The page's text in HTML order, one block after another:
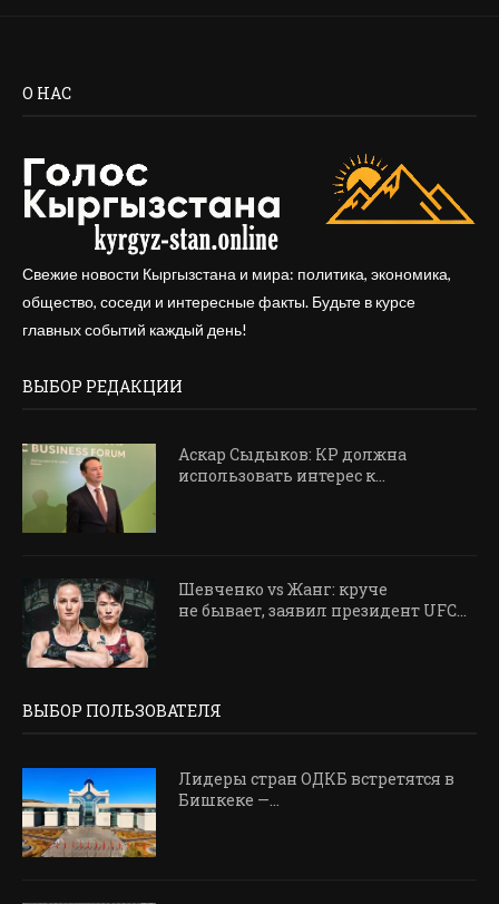
О НАС
Свежие новости Кыргызстана и мира: политика, экономика,
общество, соседи и интересные факты. Будьте в курсе
главных событий каждый день!
ВЫБОР РЕДАКЦИИ
Аскар Сыдыков: КР должна
использовать интерес к...
Шевченко vs Жанг: круче
не бывает, заявил президент UFC...
ВЫБОР ПОЛЬЗОВАТЕЛЯ
Лидеры стран ОДКБ встретятся в
Бишкеке —...